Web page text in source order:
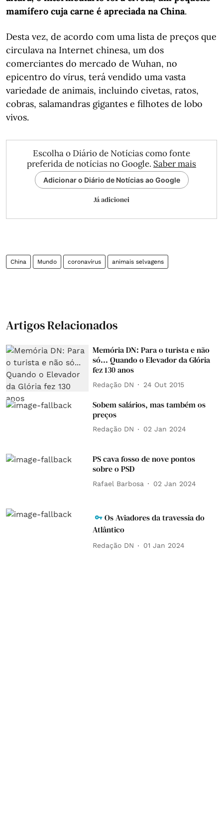
mamífero cuja carne é apreciada na China.
Desta vez, de acordo com uma lista de preços que
circulava na Internet chinesa, um dos
comerciantes do mercado de Wuhan, no
epicentro do vírus, terá vendido uma vasta
variedade de animais, incluindo civetas, ratos,
cobras, salamandras gigantes e filhotes de lobo
vivos.
Escolha o Diário de Notícias como fonte
preferida de notícias no Google. Saber mais
Adicionar o Diário de Notícias ao Google
Já adicionei
China Mundo coronavírus animais selvagens
Artigos Relacionados
Memória DN: Para o turista e não
só... Quando o Elevador da Glória
fez 130 anos
Redação DN 24 Out 2015
Sobem salários, mas também os
preços
Redação DN 02 Jan 2024
PS cava fosso de nove pontos
sobre o PSD
Rafael Barbosa 02 Jan 2024
Os Aviadores da travessia do
Atlântico
Redação DN 01 Jan 2024